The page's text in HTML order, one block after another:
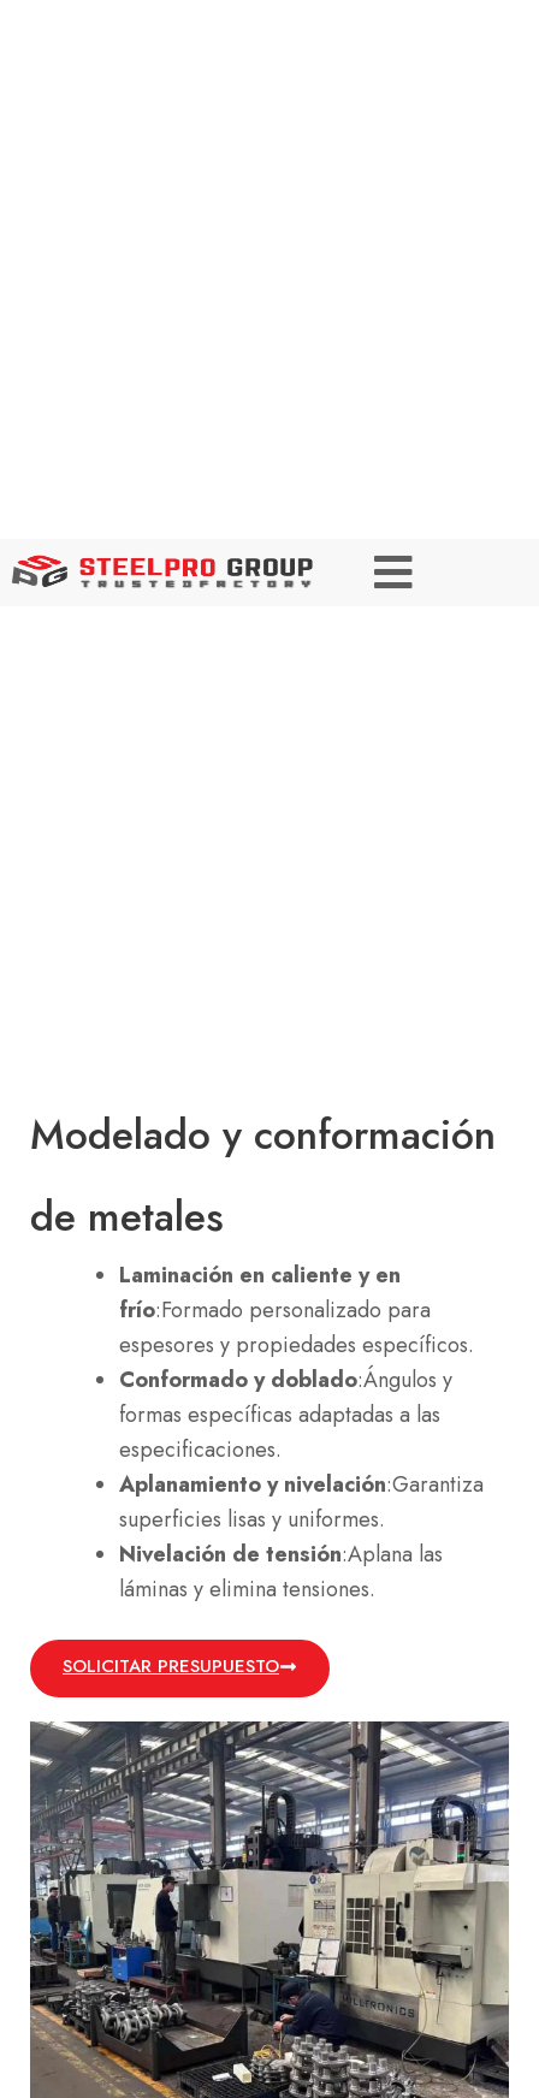
Modelado y conformación
de metales
Laminación en caliente y en
frío:Formado personalizado para
espesores y propiedades específicos.
Conformado y doblado:Ángulos y
formas específicas adaptadas a las
especificaciones.
Aplanamiento y nivelación:Garantiza
superficies lisas y uniformes.
Nivelación de tensión:Aplana las
láminas y elimina tensiones.
SOLICITAR PRESUPUESTO